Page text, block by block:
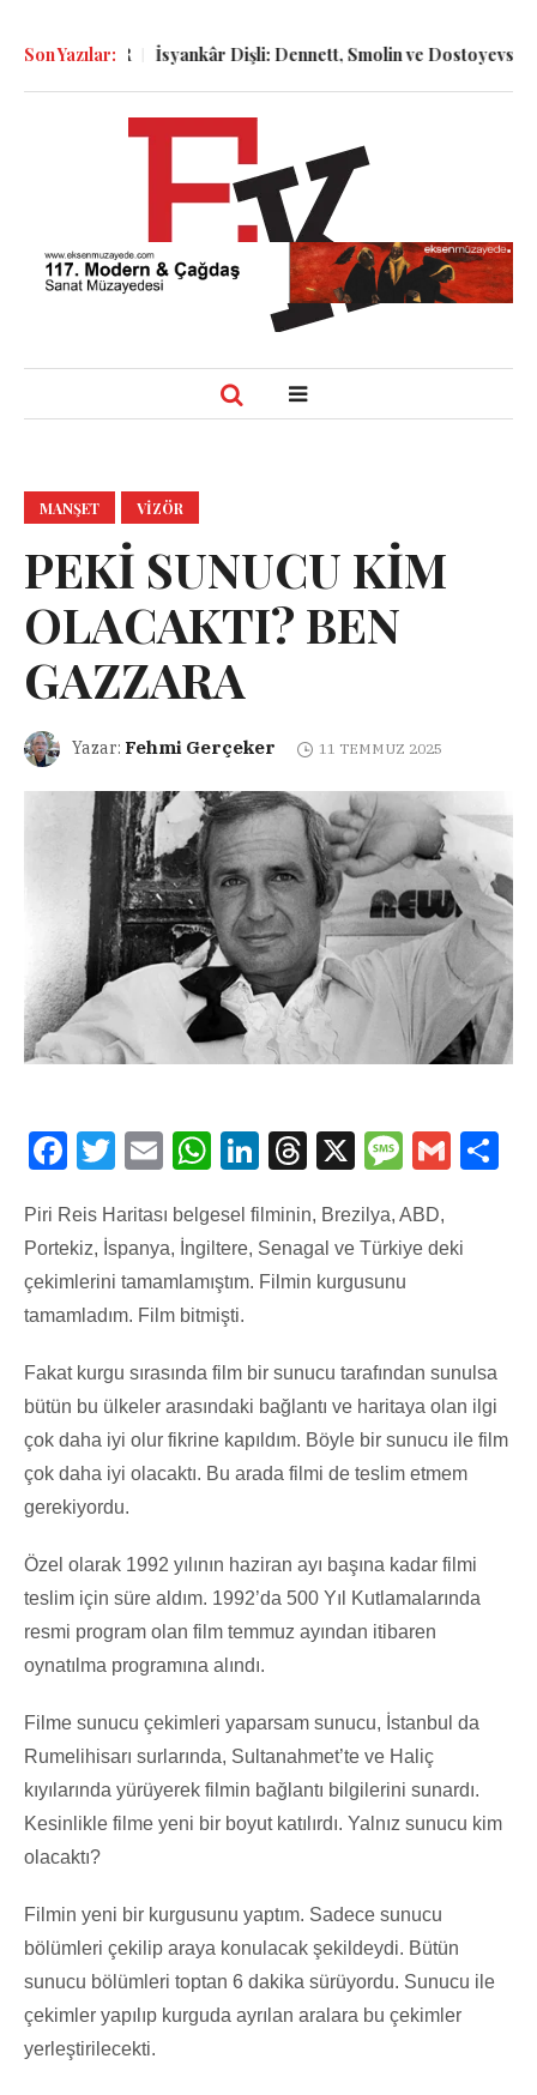
Son Yazılar:İsyankâr Dişli: Dennett, Smolin ve Dostoyevski’nin İzinde
MANŞET VIZÖR
PEKİ SUNUCU KİM
OLACAKTI? BEN
GAZZARA
Yazar: Fehmi Gerçeker 11 TEMMUZ 2025
FacebookTwitterEmail WhatsAppLinkedInThreads
X Message
Gmail
Piri Reis Haritası belgesel filminin, Brezilya, ABD,
Portekiz, İspanya, İngiltere, Senagal ve Türkiye deki
çekimlerini tamamlamıştım. Filmin kurgusunu
tamamladım. Film bitmişti.
Fakat kurgu sırasında film bir sunucu tarafından sunulsa
bütün bu ülkeler arasındaki bağlantı ve haritaya olan ilgi
çok daha iyi olur fikrine kapıldım. Böyle bir sunucu ile film
çok daha iyi olacaktı. Bu arada filmi de teslim etmem
gerekiyordu.
Özel olarak 1992 yılının haziran ayı başına kadar filmi
teslim için süre aldım. 1992’da 500 Yıl Kutlamalarında
resmi program olan film temmuz ayından itibaren
oynatılma programına alındı.
Filme sunucu çekimleri yaparsam sunucu, İstanbul da
Rumelihisarı surlarında, Sultanahmet’te ve Haliç
kıyılarında yürüyerek filmin bağlantı bilgilerini sunardı.
Kesinlikle filme yeni bir boyut katılırdı. Yalnız sunucu kim
olacaktı?
Filmin yeni bir kurgusunu yaptım. Sadece sunucu
bölümleri çekilip araya konulacak şekildeydi. Bütün
sunucu bölümleri toptan 6 dakika sürüyordu. Sunucu ile
çekimler yapılıp kurguda ayrılan aralara bu çekimler
yerleştirilecekti.